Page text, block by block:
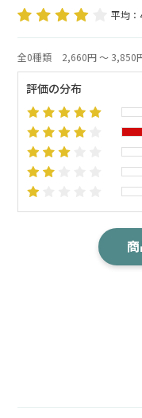
平均：
全0種類 2,660円 ～ 3,850
評価の分布